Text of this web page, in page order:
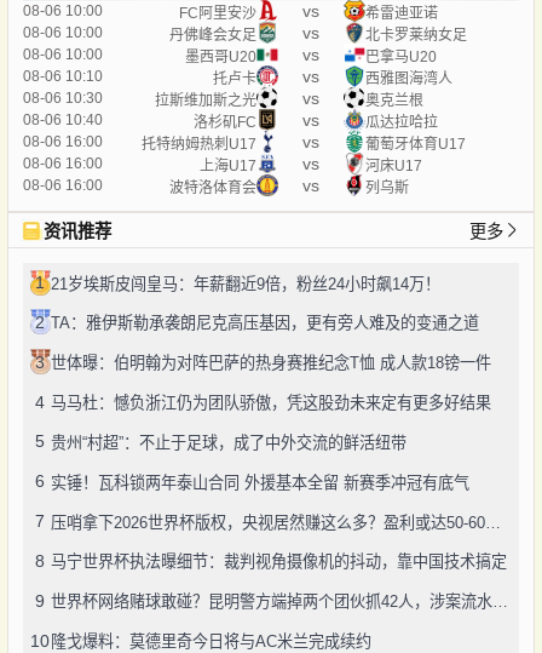
08-06 10:00 FC阿里安沙 vs
希雷迪亚诺
08-06 10:00
丹佛峰会女足 vs
北卡罗莱纳女足
08-06 10:00
墨西哥U20 vs
巴拿马U20
08-06 10:10
托卢卡 vs
西雅图海湾人
08-06 10:30
拉斯维加斯之光 vs
奥克兰根
08-06 10:40
洛杉矶FC vs
瓜达拉哈拉
08-06 16:00
托特纳姆热刺U17 vs
葡萄牙体育U17
08-06 16:00
上海U17 vs
河床U17
08-06 16:00
波特洛体育会 vs 列乌斯
资讯推荐 更多
1 21岁埃斯皮闯皇马：年薪翻近9倍，粉丝24小时飙14万！
2 TA：雅伊斯勒承袭朗尼克高压基因，更有旁人难及的变通之道
3 世体曝：伯明翰为对阵巴萨的热身赛推纪念T恤 成人款18镑一件
4 马马杜：憾负浙江仍为团队骄傲，凭这股劲未来定有更多好结果
5 贵州“村超”：不止于足球，成了中外交流的鲜活纽带
6 实锤！瓦科锁两年泰山合同 外援基本全留 新赛季冲冠有底气
7 压哨拿下2026世界杯版权，央视居然赚这么多？盈利或达50-60亿！
8 马宁世界杯执法曝细节：裁判视角摄像机的抖动，靠中国技术搞定
9 世界杯网络赌球敢碰？昆明警方端掉两个团伙抓42人，涉案流水超三千万
10 隆戈爆料：莫德里奇今日将与AC米兰完成续约